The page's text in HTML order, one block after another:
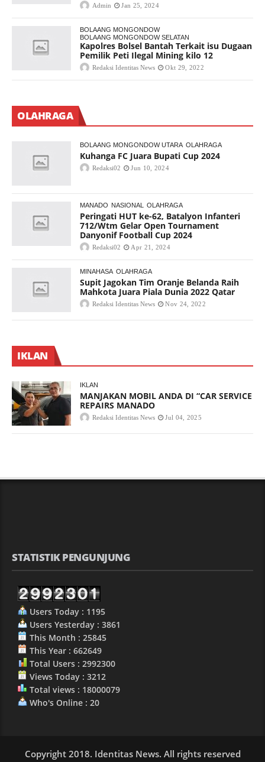
Admin Jan 25, 2024
BOLAANG MONGONDOW
BOLAANG MONGONDOW SELATAN
Kapolres Bolsel Bantah Terkait isu Dugaan
Pemilik Peti Ilegal Mining kilo 12
Redaksi Identitas News Okt 29, 2022
OLAHRAGA
BOLAANG MONGONDOW UTARA OLAHRAGA
Kuhanga FC Juara Bupati Cup 2024
Redaksi02 Jun 10, 2024
MANADO NASIONAL OLAHRAGA
Peringati HUT ke-62, Batalyon Infanteri
712/Wtm Gelar Open Tournament
Danyonif Football Cup 2024
Redaksi02 Apr 21, 2024
MINAHASA OLAHRAGA
Supit Jagokan Tim Oranje Belanda Raih
Mahkota Juara Piala Dunia 2022 Qatar
Redaksi Identitas News Nov 24, 2022
IKLAN
IKLAN
MANJAKAN MOBIL ANDA DI “CAR SERVICE
REPAIRS MANADO
Redaksi Identitas News Jul 04, 2025
STATISTIK PENGUNJUNG
Users Today : 1195
Users Yesterday : 3861
This Month : 25845
This Year : 662649
Total Users : 2992300
Views Today : 3212
Total views : 18000079
Who's Online : 20
Copyright 2018. Identitas News. All rights reserved